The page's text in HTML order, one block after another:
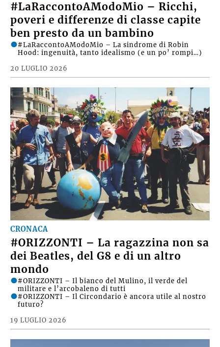
#LaRaccontoAModoMio – Ricchi,
poveri e differenze di classe capite
ben presto da un bambino
20 LUGLIO 2026
#LaRaccontoAModoMio – La sindrome di Robin
Hood: ingenuità, tanto idealismo (e un po’ rompi…)
CRONACA
#ORIZZONTI – La ragazzina non sa
dei Beatles, del G8 e di un altro
mondo
19 LUGLIO 2026
#ORIZZONTI – Il bianco del Mulino, il verde del
militare e l’arcobaleno di tutti
#ORIZZONTI – Il Circondario è ancora utile al nostro
futuro?